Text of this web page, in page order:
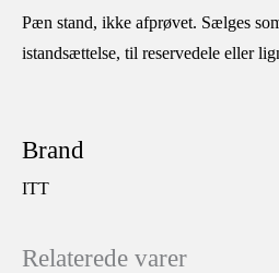
Pæn stand, ikke afprøvet. Sælges
istandsættelse, til reservedele eller
Brand
ITT
Relaterede varer